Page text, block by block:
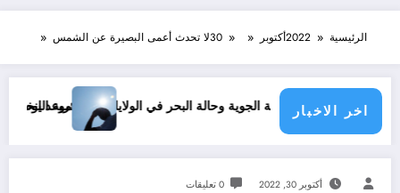
الرئيسية 2022أكتوبر 30لا تحدث أعمى البصيرة عن الشمس
اخر الاخبار موعد انخفاض الحرارة في ولايات الجزائر
أكتوبر 30, 2022 0 تعليقات